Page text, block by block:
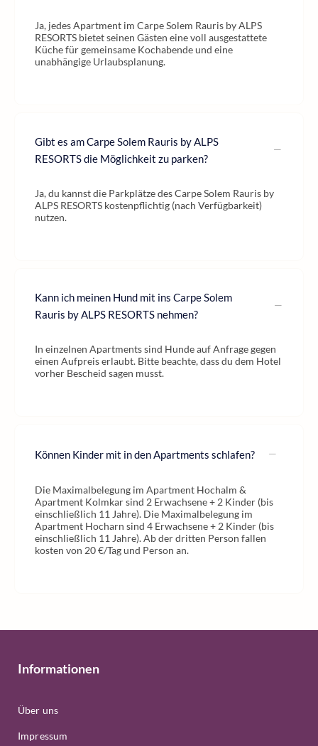
Ja, jedes Apartment im Carpe Solem Rauris by ALPS
RESORTS bietet seinen Gästen eine voll ausgestattete
Küche für gemeinsame Kochabende und eine
unabhängige Urlaubsplanung.
Gibt es am Carpe Solem Rauris by ALPS
RESORTS die Möglichkeit zu parken?
Ja, du kannst die Parkplätze des Carpe Solem Rauris by
ALPS RESORTS kostenpflichtig (nach Verfügbarkeit)
nutzen.
Kann ich meinen Hund mit ins Carpe Solem
Rauris by ALPS RESORTS nehmen?
In einzelnen Apartments sind Hunde auf Anfrage gegen
einen Aufpreis erlaubt. Bitte beachte, dass du dem Hotel
vorher Bescheid sagen musst.
Können Kinder mit in den Apartments schlafen?
Die Maximalbelegung im Apartment Hochalm &
Apartment Kolmkar sind 2 Erwachsene + 2 Kinder (bis
einschließlich 11 Jahre). Die Maximalbelegung im
Apartment Hocharn sind 4 Erwachsene + 2 Kinder (bis
einschließlich 11 Jahre). Ab der dritten Person fallen
kosten von 20 €/Tag und Person an.
Informationen
Über uns
Impressum